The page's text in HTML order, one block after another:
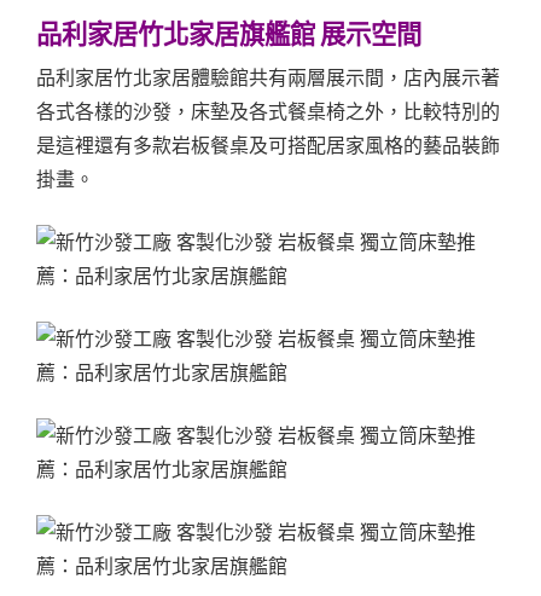
品利家居竹北家居旗艦館 展示空間
品利家居竹北家居體驗館共有兩層展示間，店內展示著
各式各樣的沙發，床墊及各式餐桌椅之外，比較特別的
是這裡還有多款岩板餐桌及可搭配居家風格的藝品裝飾
掛畫。